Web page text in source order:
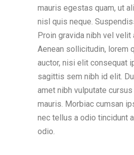
mauris egestas quam, ut
nisl quis neque.
Proin gravida nibh vel velit
Aenean sollicitudin, lorem
auctor, nisi elit consequat
sagittis sem nibh id elit.
amet nibh vulputate
mauris. Morbiac cumsan
nec tellus a odio tincidunt
odio.